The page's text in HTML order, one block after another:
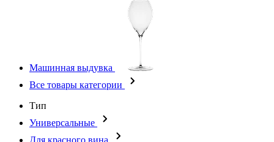
Машинная выдувка
Все товары категории
Тип
Универсальные
Для красного вина